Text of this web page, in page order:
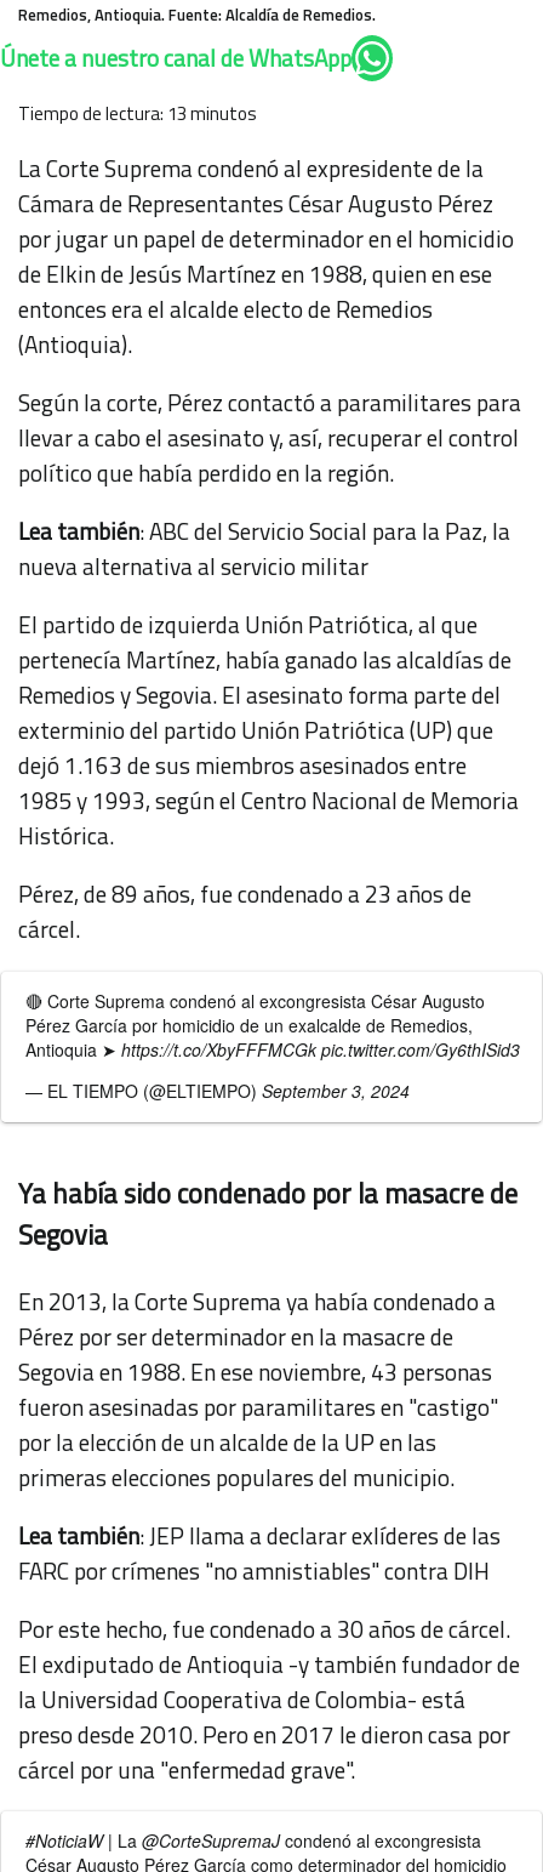
Remedios, Antioquia. Fuente: Alcaldía de Remedios.
Únete a nuestro canal de WhatsApp
Tiempo de lectura: 13minutos
La Corte Suprema condenó al expresidente de la
Cámara de Representantes César Augusto Pérez
por jugar un papel de determinador en el homicidio
de Elkin de Jesús Martínez en 1988, quien en ese
entonces era el alcalde electo de Remedios
(Antioquia).
Según la corte, Pérez contactó a paramilitares para
llevar a cabo el asesinato y, así, recuperar el control
político que había perdido en la región.
Lea también:ABC del Servicio Social para la Paz, la
nueva alternativa al servicio militar
El partido de izquierda Unión Patriótica, al que
pertenecía Martínez, había ganado las alcaldías de
Remedios y Segovia. El asesinato forma parte del
exterminio del partido Unión Patriótica (UP) que
dejó 1.163 de sus miembros asesinados entre
1985 y 1993, según el Centro Nacional de Memoria
Histórica.
Pérez, de 89 años, fue condenado a 23 años de
cárcel.
🔴 Corte Suprema condenó al excongresista César Augusto
Pérez García por homicidio de un exalcalde de Remedios,
Antioquia ➤ https://t.co/XbyFFFMCGk pic.twitter.com/Gy6thISid3
— EL TIEMPO (@ELTIEMPO) September 3, 2024
Ya había sido condenado por la masacre de
Segovia
En 2013, la Corte Suprema ya había condenado a
Pérez por ser determinador enla masacre de
Segovia en 1988. En ese noviembre, 43 personas
fueron asesinadas por paramilitares en "castigo"
por la elección de un alcalde de la UP en las
primeras elecciones populares del municipio.
Lea también:JEP llama a declarar exlíderes de las
FARC por crímenes "no amnistiables" contra DIH
Por este hecho, fue condenado a 30 años de cárcel.
El exdiputado de Antioquia -y también fundador de
la Universidad Cooperativa de Colombia- está
preso desde 2010. Pero en 2017 le dieron casa por
cárcel por una "enfermedad grave".
#NoticiaW| La @CorteSupremaJcondenó al excongresista
César Augusto Pérez García como determinador del homicidio